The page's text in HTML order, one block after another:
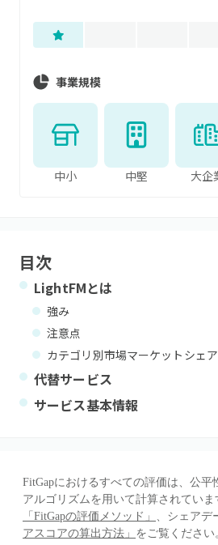
事業規模
中小 中堅 大企
目次
LightFMとは
強み
注意点
カテゴリ別市場マーケットシェア
代替サービス
サービス基本情報
FitGapにおけるすべての評価は、公平
アルゴリズムを用いて計算されてい
「FitGapの評価メソッド」 、シェアデ
アスコアの算出方法」 をご覧ください